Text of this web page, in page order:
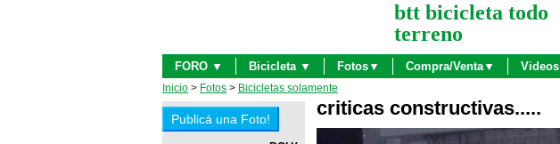
btt bicicleta todo
terreno
FORO ▼ Bicicleta ▼ Fotos▼ Compra/Venta▼ Videos
Inicio > Fotos > Bicicletas solamente
criticas constructivas.....